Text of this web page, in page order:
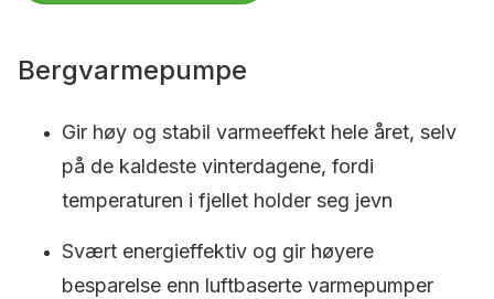
Bergvarmepumpe
Gir høy og stabil varmeeffekt hele året, selv
på de kaldeste vinterdagene, fordi
temperaturen i fjellet holder seg jevn
Svært energieffektiv og gir høyere
besparelse enn luftbaserte varmepumper